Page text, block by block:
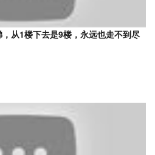
，从1楼下去是9楼，永远也走不到尽